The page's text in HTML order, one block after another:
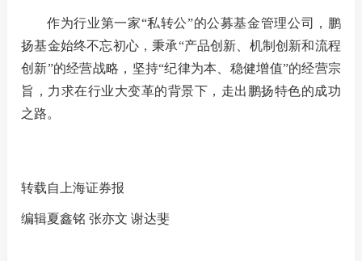
作为行业第一家“私转公”的公募基金管理公司，鹏
扬基金始终不忘初心，秉承“产品创新、机制创新和流程
创新”的经营战略，坚持“纪律为本、稳健增值”的经营宗
旨，力求在行业大变革的背景下，走出鹏扬特色的成功
之路。
转载自上海证券报
编辑夏鑫铭 张亦文 谢达斐